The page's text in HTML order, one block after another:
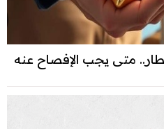
متى يجب الإفصاح عنه